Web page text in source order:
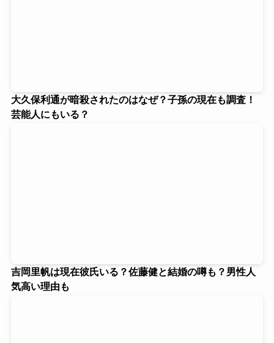
大久保利通が暗殺されたのはなぜ？子孫の現在も調査！
芸能人にもいる？
吉岡里帆は現在彼氏いる？佐藤健と結婚の噂も？男性人
気高い理由も